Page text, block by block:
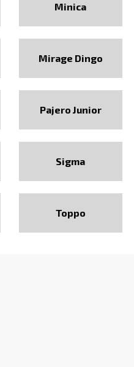
Minica
Mirage Dingo
Pajero Junior
Sigma
Toppo